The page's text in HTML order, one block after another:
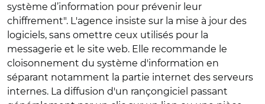
système d’information pour prévenir leur
chiffrement". L'agence insiste sur la mise à jour des
logiciels, sans omettre ceux utilisés pour la
messagerie et le site web. Elle recommande le
cloisonnement du système d'information en
séparant notamment la partie internet des serveurs
internes. La diffusion d'un rançongiciel passant